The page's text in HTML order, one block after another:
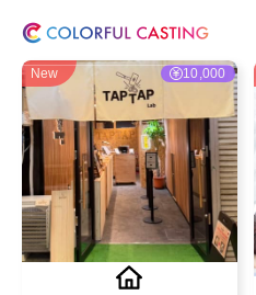
New 10,000